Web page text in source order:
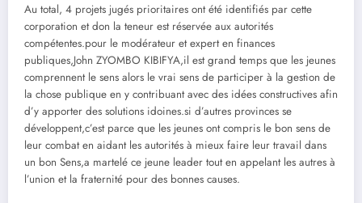
Au total, 4 projets jugés prioritaires ont été identifiés par cette
corporation et don la teneur est réservée aux autorités
compétentes.pour le modérateur et expert en finances
publiques,John ZYOMBO KIBIFYA,il est grand temps que les jeunes
comprennent le sens alors le vrai sens de participer à la gestion de
la chose publique en y contribuant avec des idées constructives afin
d’y apporter des solutions idoines.si d’autres provinces se
développent,c’est parce que les jeunes ont compris le bon sens de
leur combat en aidant les autorités à mieux faire leur travail dans
un bon Sens,a martelé ce jeune leader tout en appelant les autres à
l’union et la fraternité pour des bonnes causes.